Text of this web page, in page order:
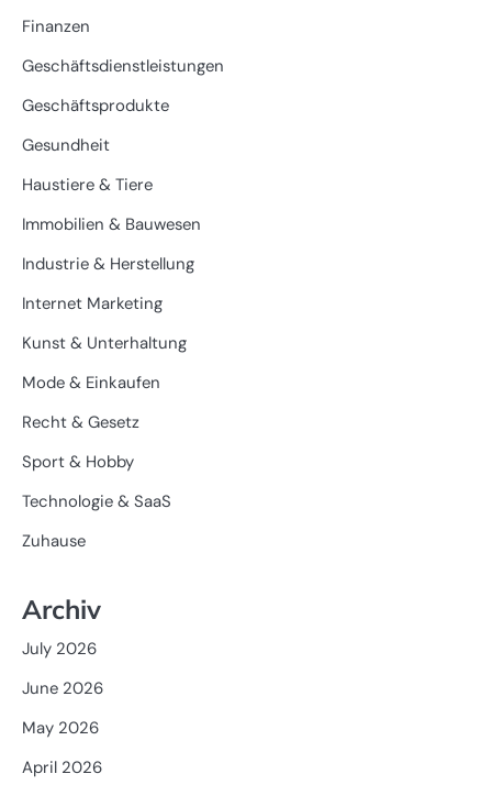
Finanzen
Geschäftsdienstleistungen
Geschäftsprodukte
Gesundheit
Haustiere & Tiere
Immobilien & Bauwesen
Industrie & Herstellung
Internet Marketing
Kunst & Unterhaltung
Mode & Einkaufen
Recht & Gesetz
Sport & Hobby
Technologie & SaaS
Zuhause
Archiv
July 2026
June 2026
May 2026
April 2026